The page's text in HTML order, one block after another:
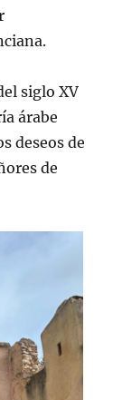
siglo XV
árabe
deseos de
de